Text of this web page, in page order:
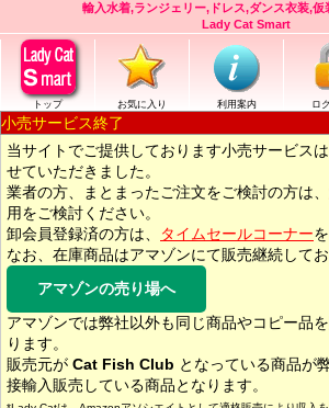
輸入水着,ランジェリー,ドレス,ダンス衣装,仮
Lady Cat Smart
トップ お気に入り 利用案内 ロ
小売サービス終了
当サイトでご提供しております小売サービス
せていただきました。
業者の方、まとまったご注文をご検討の方は、
用をご検討ください。
卸会員登録済の方は、
タイムセールコーナー
なお、在庫商品はアマゾンにて販売継続してお
アマゾンの売り場へ
アマゾンでは弊社以外も同じ商品やコピー品
ります。
販売元が Cat Fish Club となっている商品が
接輸入販売している商品となります。